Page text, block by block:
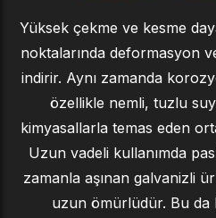
Yüksek çekme ve kesme
noktalarında deformasyon
indirir. Aynı zamanda
özellikle nemli, tuzlu
kimyasallarla temas eden
Uzun vadeli kullanımda
zamanla aşınan galvanizli
uzun ömürlüdür. Bu da